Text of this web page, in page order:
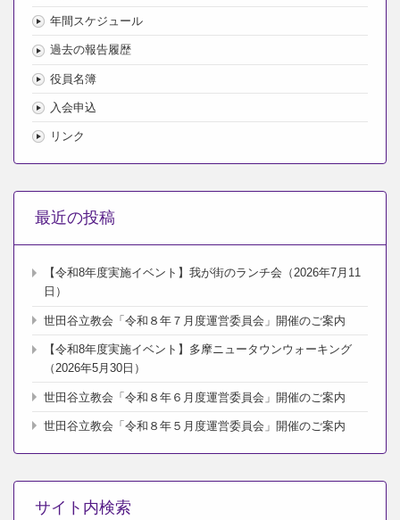
年間スケジュール
過去の報告履歴
役員名簿
入会申込
リンク
最近の投稿
【令和8年度実施イベント】我が街のランチ会（2026年7月11
日）
世田谷立教会「令和８年７月度運営委員会」開催のご案内
【令和8年度実施イベント】多摩ニュータウンウォーキング
（2026年5月30日）
世田谷立教会「令和８年６月度運営委員会」開催のご案内
世田谷立教会「令和８年５月度運営委員会」開催のご案内
サイト内検索